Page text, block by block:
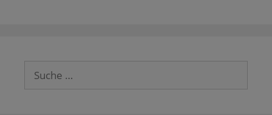
nach: